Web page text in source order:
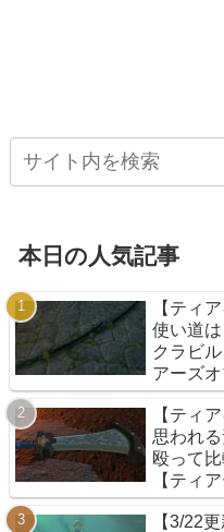
本日の人気記事
【ティ
使い道
クラビ
アーズオ
【ティ
思われ
殴って
【ティ
ダム】
【3/22